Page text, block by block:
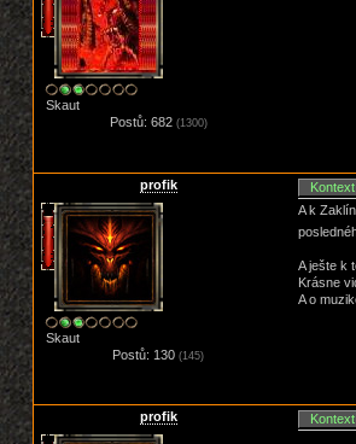
Skaut
Postů: 682 (1300)
profik
Skaut
Postů: 130(145)
Kontext
A k
A ješte k
Krásne
A o
profik Kontext